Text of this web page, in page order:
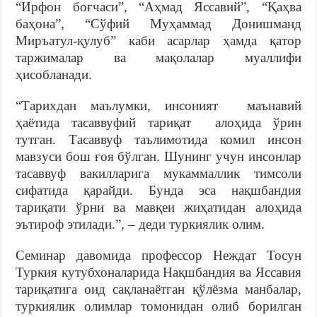
“Ирфон боғчаси”, “Аҳмад Яссавий”, “Қаҳва
баҳона”, “Сўфий Муҳаммад Донишманд
Миръатул-қулуб” каби асарлар ҳамда қатор
таржималар ва мақолалар муаллифи
ҳисобланади.
“Тарихдан маълумки, инсоният маънавий
ҳаётида тасаввуфий тариқат алоҳида ўрин
тутган. Тасаввуф таълимотида комил инсон
мавзуси бош ғоя бўлган. Шунинг учун инсонлар
тасаввуф вакилларига мукаммаллик тимсоли
сифатида қарайди. Бунда эса нақшбандия
тариқати ўрни ва мавқеи жиҳатидан алоҳида
эътироф этилади.”, – деди туркиялик олим.
Семинар давомида профессор Неждат Тосун
Туркия кутубхоналарида Нақшбандия ва Яссавия
тариқатига оид сақланаётган қўлёзма манбалар,
туркиялик олимлар томонидан олиб борилган